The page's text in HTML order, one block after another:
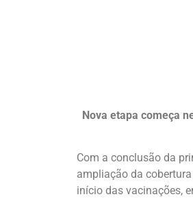
Nova etapa começa
Com a conclusão da
ampliação da
início das vacinações,